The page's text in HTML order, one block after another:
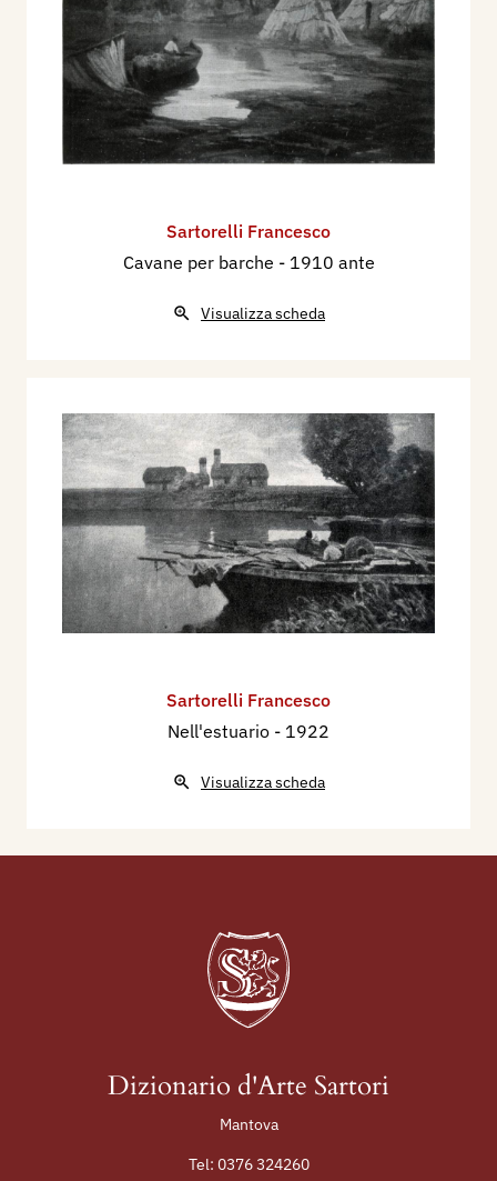
Sartorelli Francesco
Cavane per barche - 1910 ante
Visualizza scheda
Sartorelli Francesco
Nell'estuario - 1922
Visualizza scheda
Dizionario d'Arte Sartori
Mantova
Tel: 0376 324260